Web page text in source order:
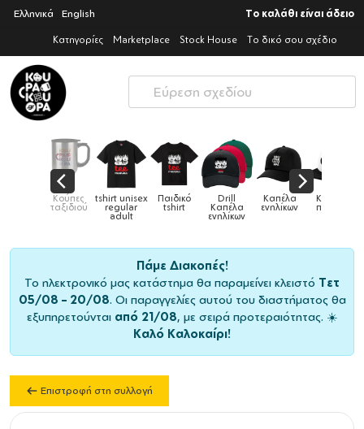
Ελληνικά English Το καλάθι είναι άδειο
Κατηγορίες Marketplace Stock House Το δικό σου σχέδιο
Παιδικό
tshirt
Drill
Καπέλα
ενηλίκων
Καπέλα
ενηλίκων
Καπέλα
παιδικά Κούπες Κούπες
ειδικές
Πάμε Διακοπές!
Το ηλεκτρονικό μας κατάστημα θα παραμείνει κλειστό Τετ
05/08 – 20/08. Οι παραγγελίες αυτού του διαστήματος θα
εξυπηρετούνται από 21/08, με σειρά προτεραιότητας. ☀️
Καλό Καλοκαίρι!
Επιστροφή στη συλλογή